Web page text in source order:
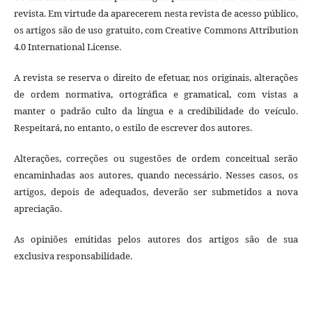
revista. Em virtude da aparecerem nesta revista de acesso público,
os artigos são de uso gratuito, com Creative Commons Attribution
4.0 International License.
A revista se reserva o direito de efetuar, nos originais, alterações
de ordem normativa, ortográfica e gramatical, com vistas a
manter o padrão culto da língua e a credibilidade do veículo.
Respeitará, no entanto, o estilo de escrever dos autores.
Alterações, correções ou sugestões de ordem conceitual serão
encaminhadas aos autores, quando necessário. Nesses casos, os
artigos, depois de adequados, deverão ser submetidos a nova
apreciação.
As opiniões emitidas pelos autores dos artigos são de sua
exclusiva responsabilidade.